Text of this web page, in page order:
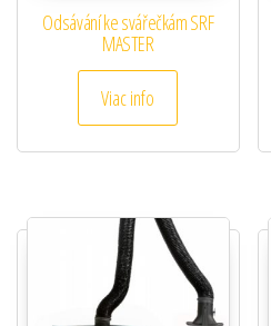
Odsávání ke svářečkám SRF
MASTER
Viac info